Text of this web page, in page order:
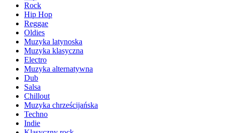
Rock
Hip Hop
Reggae
Oldies
Muzyka latynoska
Muzyka klasyczna
Electro
Muzyka alternatywna
Dub
Salsa
Chillout
Muzyka chrześcijańska
Techno
Indie